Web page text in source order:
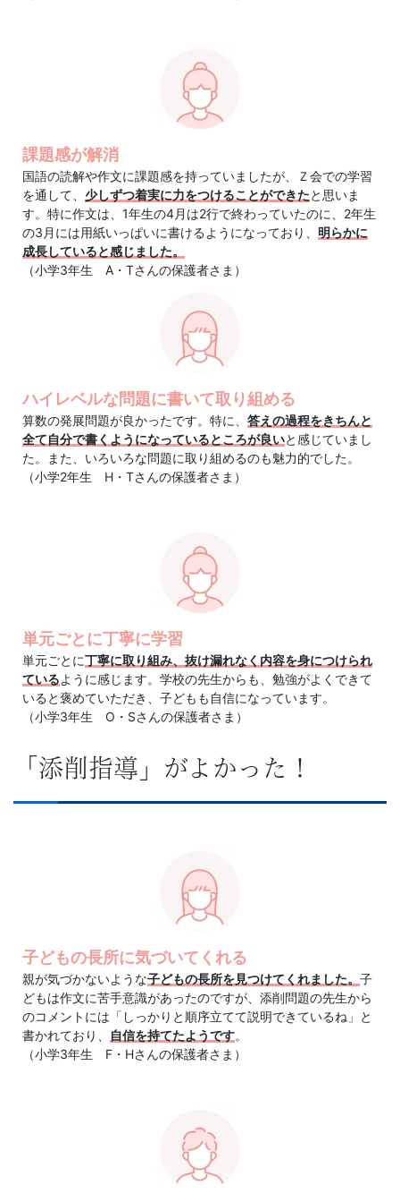
徴。
小
学
ス
は
同
じ
が
担
当
課題感が解消
国語の読解や作文に課題感を持っていましたが、Ｚ会での学習
を通して、 少しずつ着実に力をつけることができたと思いま
す。特に作文は、1年生の4月は2行で終わっていたのに、2年生
の3月には用紙いっぱいに書けるようになっており、 明らかに
成長していると感じました。
（小学3年生 A・Tさんの保護者さま）
ハイレベルな問題に書いて取り組める
算数の発展問題が良かったです。特に、 答えの過程をきちんと
全て自分で書くようになっているところが良いと感じていまし
た。また、いろいろな問題に取り組めるのも魅力的でした。
（小学2年生 H・Tさんの保護者さま）
単元ごとに丁寧に学習
単元ごとに丁寧に取り組み、抜け漏れなく内容を身につけられ
ているように感じます。学校の先生からも、勉強がよくできて
いると褒めていただき、子どもも自信になっています。
（小学3年生 O・Sさんの保護者さま）
「添削指導」がよかった！
子どもの長所に気づいてくれる
親が気づかないような子どもの長所を見つけてくれました。 子
どもは作文に苦手意識があったのですが、添削問題の先生から
のコメントには「しっかりと順序立てて説明できているね」と
書かれており、
自信を持てたようです。
（小学3年生 F・Hさんの保護者さま）